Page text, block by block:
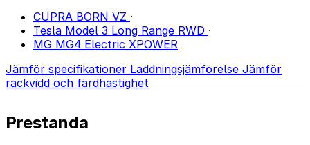
CUPRA BORN VZ ·
Tesla Model 3 Long Range RWD ·
MG MG4 Electric XPOWER
Jämför specifikationer Laddningsjämförelse Jämför
räckvidd och färdhastighet
Prestanda